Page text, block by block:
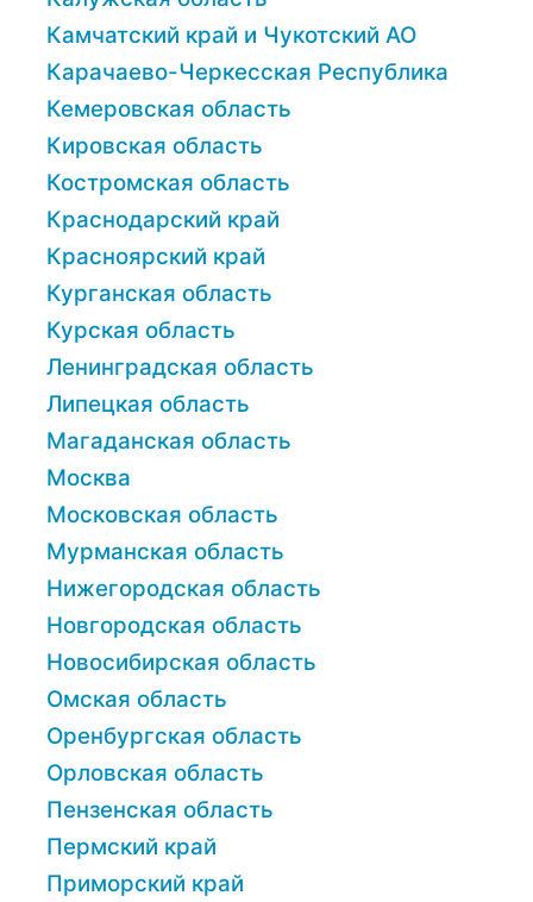
Камчатский край и Чукотский АО
Карачаево-Черкесская Республика
Кемеровская область
Кировская область
Костромская область
Краснодарский край
Красноярский край
Курганская область
Курская область
Ленинградская область
Липецкая область
Магаданская область
Москва
Московская область
Мурманская область
Нижегородская область
Новгородская область
Новосибирская область
Омская область
Оренбургская область
Орловская область
Пензенская область
Пермский край
Приморский край